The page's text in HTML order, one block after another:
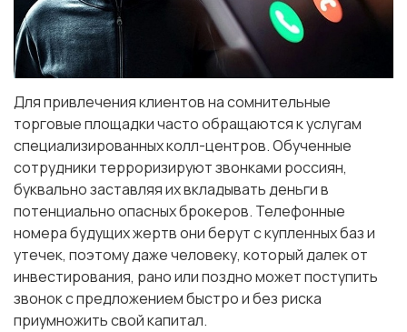
Для привлечения клиентов на сомнительные
торговые площадки часто обращаются к услугам
специализированных колл-центров. Обученные
сотрудники терроризируют звонками россиян,
буквально заставляя их вкладывать деньги в
потенциально опасных брокеров. Телефонные
номера будущих жертв они берут с купленных баз и
утечек, поэтому даже человеку, который далек от
инвестирования, рано или поздно может поступить
звонок с предложением быстро и без риска
приумножить свой капитал.